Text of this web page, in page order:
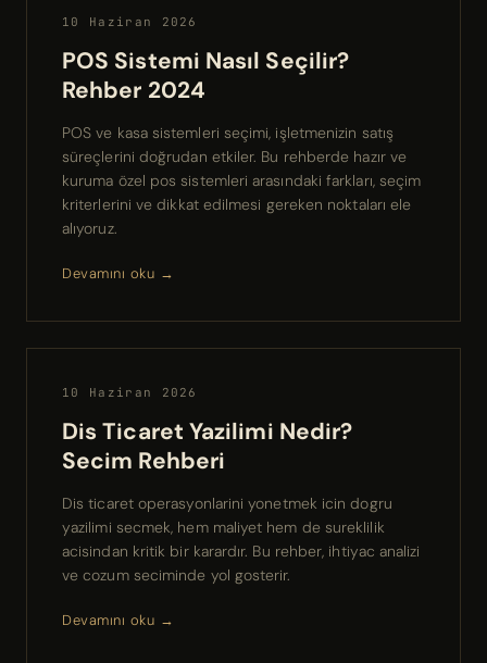
10 Haziran 2026
POS Sistemi Nasıl Seçilir?
Rehber 2024
POS ve kasa sistemleri seçimi, işletmenizin satış
süreçlerini doğrudan etkiler. Bu rehberde hazır ve
kuruma özel pos sistemleri arasındaki farkları, seçim
kriterlerini ve dikkat edilmesi gereken noktaları ele
alıyoruz.
Devamını oku →
10 Haziran 2026
Dis Ticaret Yazilimi Nedir?
Secim Rehberi
Dis ticaret operasyonlarini yonetmek icin dogru
yazilimi secmek, hem maliyet hem de sureklilik
acisindan kritik bir karardır. Bu rehber, ihtiyac analizi
ve cozum seciminde yol gosterir.
Devamını oku →